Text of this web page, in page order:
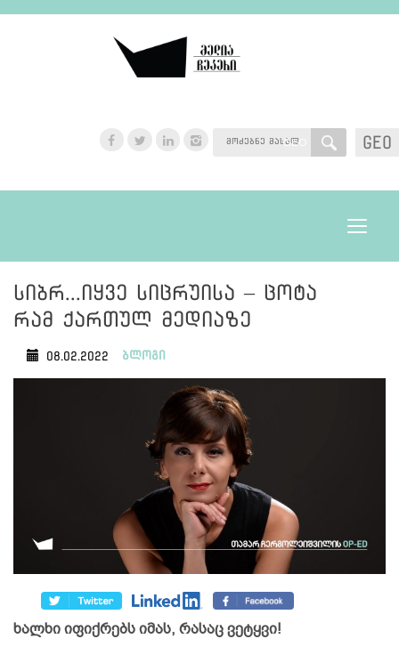
GEO
GEO
Toggle
სიბრ...იყვე სიცრუისა – ცოტა
რამ ქართულ მედიაზე
08.02.2022 ბლოგი
ხალხი იფიქრებს იმას, რასაც ვეტყვი!